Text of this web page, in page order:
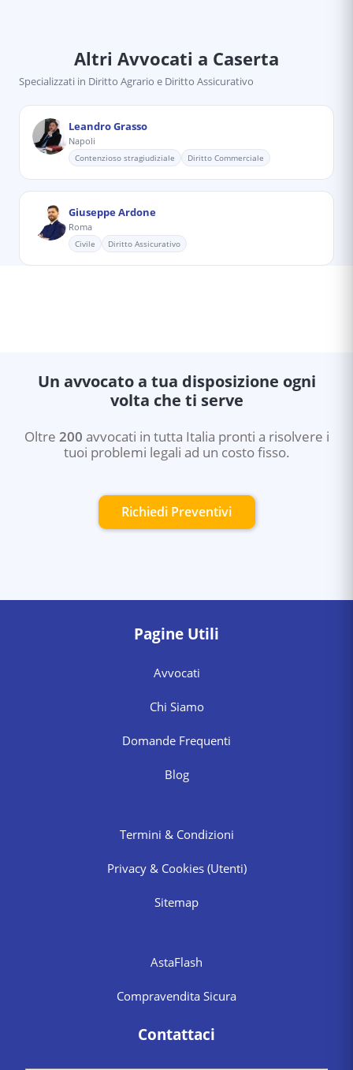
Altri Avvocati a Caserta
Specializzati in Diritto Agrario e Diritto Assicurativo
Leandro Grasso
Napoli
Contenzioso stragiudiziale Diritto Commerciale
Giuseppe Ardone
Roma
Civile Diritto Assicurativo
Un avvocato a tua disposizione ogni
volta che ti serve
Oltre 200 avvocati in tutta Italia pronti a risolvere i
tuoi problemi legali ad un costo fisso.
Richiedi Preventivi
Pagine Utili
Avvocati
Chi Siamo
Domande Frequenti
Blog
Termini & Condizioni
Privacy & Cookies (Utenti)
Sitemap
AstaFlash
Compravendita Sicura
Contattaci